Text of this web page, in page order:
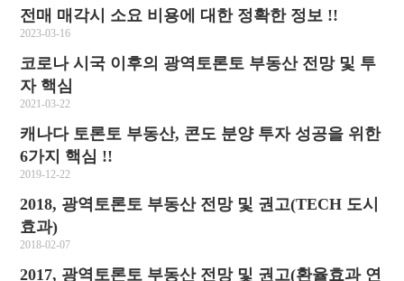
전매 매각시 소요 비용에 대한 정확한 정보 !!
2023-03-16
코로나 시국 이후의 광역토론토 부동산 전망 및 투
자 핵심
2021-03-22
캐나다 토론토 부동산, 콘도 분양 투자 성공을 위한
6가지 핵심 !!
2019-12-22
2018, 광역토론토 부동산 전망 및 권고(TECH 도시
효과)
2018-02-07
2017, 광역토론토 부동산 전망 및 권고(환율효과 연